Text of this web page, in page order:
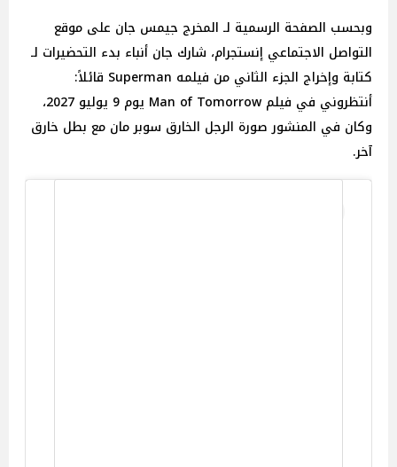
وبحسب الصفحة الرسمية لـ المخرج جيمس جان على موقع
التواصل الاجتماعي إنستجرام، شارك جان أنباء بدء التحضيرات لـ
كتابة وإخراج الجزء الثاني من فيلمه Superman قائلاً:
أنتظروني في فيلم Man of Tomorrow يوم 9 يوليو 2027،
وكان في المنشور صورة الرجل الخارق سوبر مان مع بطل خارق
آخر.